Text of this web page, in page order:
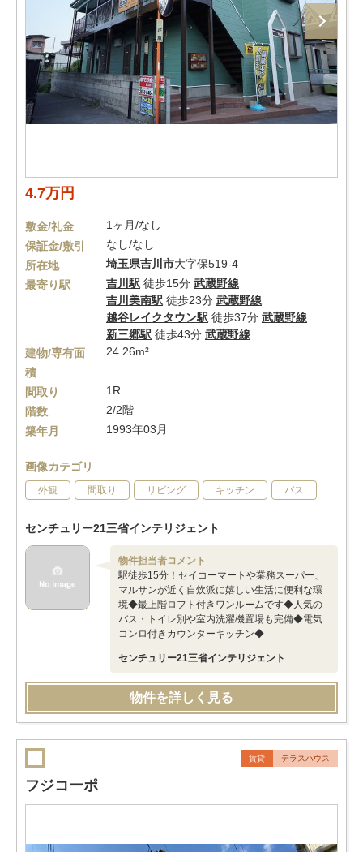
4.7万円
敷金/礼金
1ヶ月/なし
保証金/敷引
なし/なし
所在地
埼玉県吉川市大字保519-4
最寄り駅
吉川駅 徒歩15分 武蔵野線
吉川美南駅 徒歩23分 武蔵野線
越谷レイクタウン駅 徒歩37分 武蔵野線
新三郷駅 徒歩43分 武蔵野線
建物/専有面
積
24.26m²
間取り
1R
階数
2/2階
築年月
1993年03月
画像カテゴリ
外観 間取り リビング キッチン バス
センチュリー21三省インテリジェント
物件担当者コメント
駅徒歩15分！セイコーマートや業務スーパー、
マルサンが近く自炊派に嬉しい生活に便利な環
境◆最上階ロフト付きワンルームです◆人気の
バス・トイレ別や室内洗濯機置場も完備◆電気
コンロ付きカウンターキッチン◆
センチュリー21三省インテリジェント
物件を詳しく見る
賃貸 テラスハウス
フジコーポ